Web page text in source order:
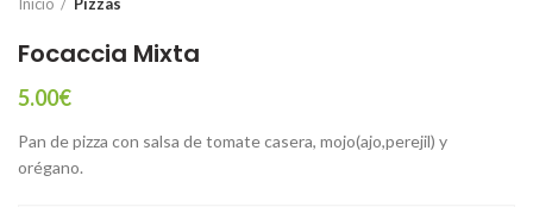
Inicio Pizzas
Focaccia Mixta
5.00€
Pan de pizza con salsa de tomate casera, mojo(ajo,perejil) y
orégano.